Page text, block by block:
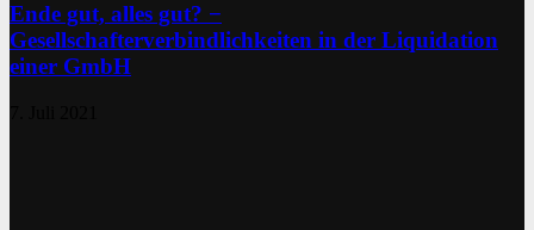
Ende gut, alles gut? −
Gesellschafterverbindlichkeiten in der Liquidation
einer GmbH